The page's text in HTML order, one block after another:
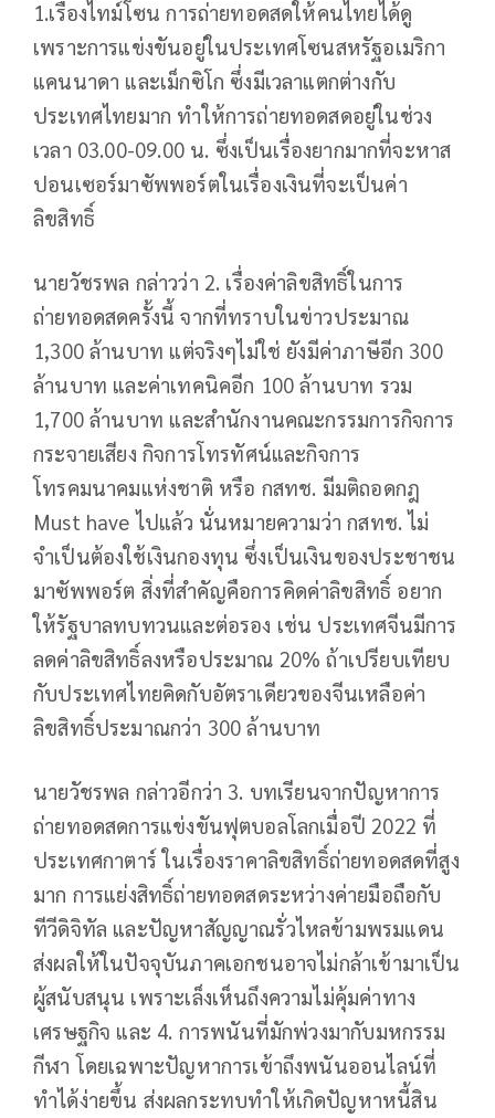
1.เรื่องไทม์โซน การถ่ายทอดสดให้คนไทยได้ดู
เพราะการแข่งขันอยู่ในประเทศโซนสหรัฐอเมริกา
แคนนาดา และเม็กซิโก ซึ่งมีเวลาแตกต่างกับ
ประเทศไทยมาก ทำให้การถ่ายทอดสดอยู่ในช่วง
เวลา 03.00-09.00 น. ซึ่งเป็นเรื่องยากมากที่จะหาส
ปอนเซอร์มาซัพพอร์ตในเรื่องเงินที่จะเป็นค่า
ลิขสิทธิ์
นายวัชรพล กล่าวว่า 2. เรื่องค่าลิขสิทธิ์ในการ
ถ่ายทอดสดครั้งนี้ จากที่ทราบในข่าวประมาณ
1,300 ล้านบาท แต่จริงๆไม่ใช่ ยังมีค่าภาษีอีก 300
ล้านบาท และค่าเทคนิคอีก 100 ล้านบาท รวม
1,700 ล้านบาท และสำนักงานคณะกรรมการกิจการ
กระจายเสียง กิจการโทรทัศน์และกิจการ
โทรคมนาคมแห่งชาติ หรือ กสทช. มีมติถอดกฎ
Must have ไปแล้ว นั่นหมายความว่า กสทช. ไม่
จำเป็นต้องใช้เงินกองทุน ซึ่งเป็นเงินของประชาชน
มาซัพพอร์ต สิ่งที่สำคัญคือการคิดค่าลิขสิทธิ์ อยาก
ให้รัฐบาลทบทวนและต่อรอง เช่น ประเทศจีนมีการ
ลดค่าลิขสิทธิ์ลงหรือประมาณ 20% ถ้าเปรียบเทียบ
กับประเทศไทยคิดกับอัตราเดียวของจีนเหลือค่า
ลิขสิทธิ์ประมาณกว่า 300 ล้านบาท
นายวัชรพล กล่าวอีกว่า 3. บทเรียนจากปัญหาการ
ถ่ายทอดสดการแข่งขันฟุตบอลโลกเมื่อปี 2022 ที่
ประเทศกาตาร์ ในเรื่องราคาลิขสิทธิ์ถ่ายทอดสดที่สูง
มาก การแย่งสิทธิ์ถ่ายทอดสดระหว่างค่ายมือถือกับ
ทีวีดิจิทัล และปัญหาสัญญาณรั่วไหลข้ามพรมแดน
ส่งผลให้ในปัจจุบันภาคเอกชนอาจไม่กล้าเข้ามาเป็น
ผู้สนับสนุน เพราะเล็งเห็นถึงความไม่คุ้มค่าทาง
เศรษฐกิจ และ 4. การพนันที่มักพ่วงมากับมหกรรม
กีฬา โดยเฉพาะปัญหาการเข้าถึงพนันออนไลน์ที่
ทำได้ง่ายขึ้น ส่งผลกระทบทำให้เกิดปัญหาหนี้สิน